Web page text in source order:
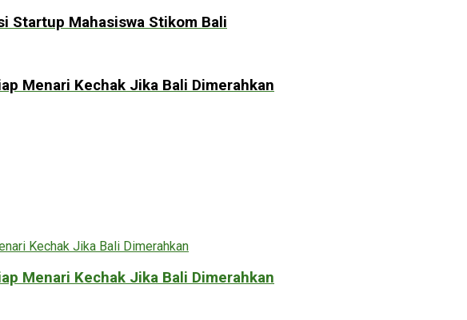
Startup Mahasiswa Stikom Bali
Menari Kechak Jika Bali Dimerahkan
Menari Kechak Jika Bali Dimerahkan